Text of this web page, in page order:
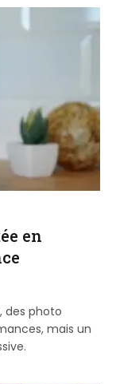
en
des photo
mais un